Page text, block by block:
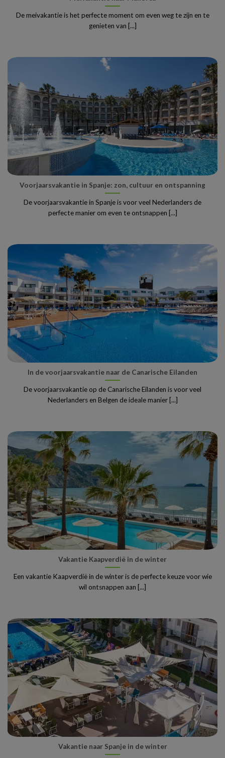
De meivakantie is het perfecte moment om even weg te zijn en te
genieten van [...]
Voorjaarsvakantie in Spanje: zon, cultuur en ontspanning
De voorjaarsvakantie in Spanje is voor veel Nederlanders de
perfecte manier om even te ontsnappen [...]
In de voorjaarsvakantie naar de Canarische Eilanden
De voorjaarsvakantie op de Canarische Eilanden is voor veel
Nederlanders en Belgen de ideale manier [...]
Vakantie Kaapverdië in de winter
Een vakantie Kaapverdië in de winter is de perfecte keuze voor wie
wil ontsnappen aan [...]
Vakantie naar Spanje in de winter